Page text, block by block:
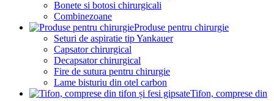
Bonete si botosi chirurgicali
Combinezoane
Produse pentru chirurgie
Seturi de aspiratie tip Yankauer
Capsator chirurgical
Decapsator chirurgical
Fire de sutura pentru chirurgie
Lame bisturiu din otel carbon
Tifon, comprese din